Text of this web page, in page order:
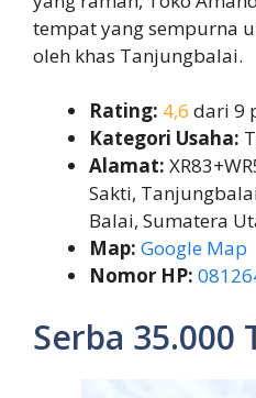
tempat yang sempurna
oleh khas Tanjungbalai.
Rating: 4,6 dari 9
Kategori Usaha:
Alamat:
Sakti,
Balai, Sumatera
Map: Google Map
Nomor HP:
Serba 35.000